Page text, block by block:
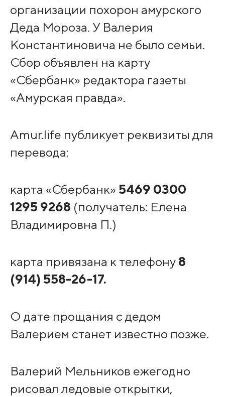
организации похорон амурского
Деда Мороза. У Валерия
Константиновича не было семьи.
Сбор объявлен на карту
«Сбербанк» редактора газеты
«Амурская правда».
Amur.life публикует реквизиты для
перевода:
карта «Сбербанк» 5469 0300
1295 9268 (получатель: Елена
Владимировна П.)⠀
карта привязана к телефону 8
(914) 558-26-17.
О дате прощания с дедом
Валерием станет известно позже.
Валерий Мельников ежегодно
рисовал ледовые открытки,